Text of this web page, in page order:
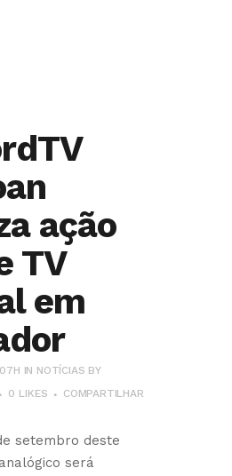
ação
TV
em
IN NOTÍCIAS BY
0 LIKES COMPARTILHAR
setembro deste
será